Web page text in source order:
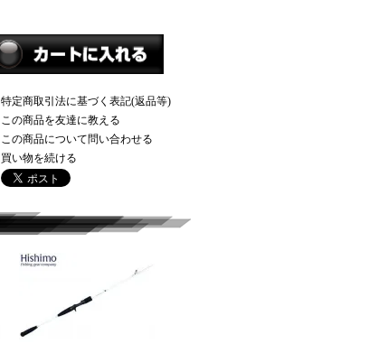
特定商取引法に基づく表記(返品等)
この商品を友達に教える
この商品について問い合わせる
買い物を続ける